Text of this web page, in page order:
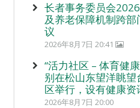
长者事务委员会
及养老保障机制跨
议
2026年8月7日 20:41
“活力社区 – 体育健
别在松山东望洋眺
区举行，设有健康资
2026年8月7日 20:00